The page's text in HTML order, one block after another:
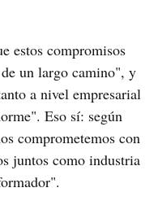
estos compromisos
un largo camino", y
a nivel empresarial
Eso sí: según
comprometemos con
juntos como industria